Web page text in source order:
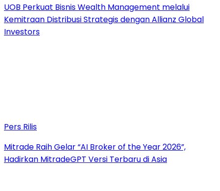
UOB Perkuat Bisnis Wealth Management melalui
Kemitraan Distribusi Strategis dengan Allianz Global
Investors
Pers Rilis
Mitrade Raih Gelar “AI Broker of the Year 2026”,
Hadirkan MitradeGPT Versi Terbaru di Asia